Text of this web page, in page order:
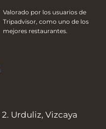
Valorado por los usuarios de
Tripadvisor, como uno de los
mejores restaurantes.
Urduliz, Vizcaya